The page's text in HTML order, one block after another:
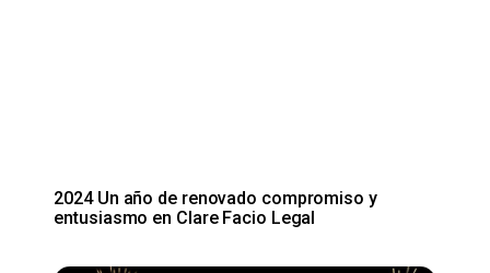
2024 Un año de renovado compromiso y
entusiasmo en Clare Facio Legal